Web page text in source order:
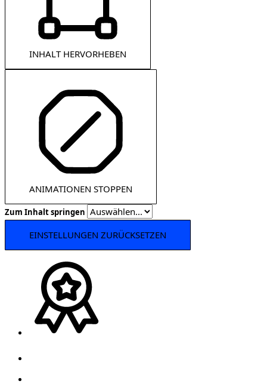
INHALT HERVORHEBEN
ANIMATIONEN STOPPEN
Zum Inhalt springen
EINSTELLUNGEN ZURÜCKSETZEN